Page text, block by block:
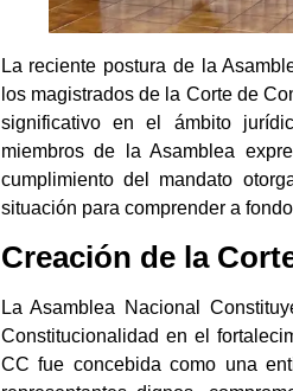
La reciente postura de la
los magistrados de la Corte de
significativo en el ámbito
miembros de la Asamblea
cumplimiento del mandato
situación para comprender a
Creación de la
La Asamblea Nacional
Constitucionalidad en el
CC fue concebida como una